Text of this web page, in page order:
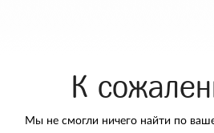
К
Мы не смогли ничего найти по